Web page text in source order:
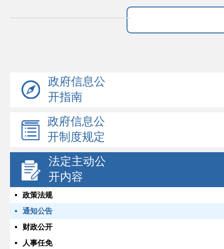
政府信息公
开指南
政府信息公
开制度规定
法定主动公
开内容
政策法规
通知公告
财政公开
人事任免